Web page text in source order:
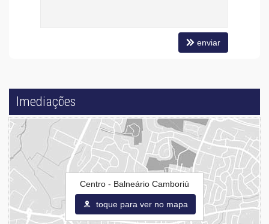
enviar
Imediações
Centro - Balneário Camboriú
toque para ver no mapa